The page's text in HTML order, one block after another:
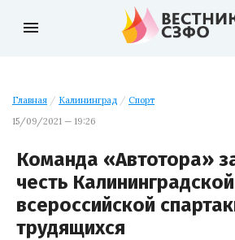
menu
Главная / Калининград / Спорт
15/09/2021 — 19:26
Команда «Автотора»
честь
всероссийской
трудящихся